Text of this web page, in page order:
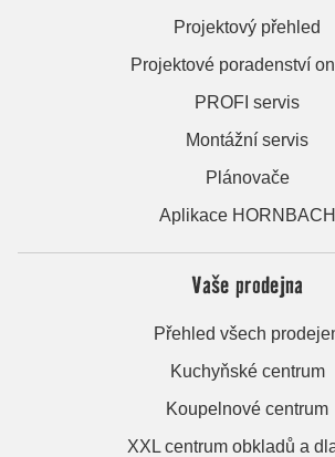
Projektový přehled
Projektové poradenství
PROFI servis
Montážní servis
Plánovače
Aplikace HORNBACH
Vaše prodejna
Přehled všech
Kuchyňské centrum
Koupelnové centrum
XXL centrum obkladů a